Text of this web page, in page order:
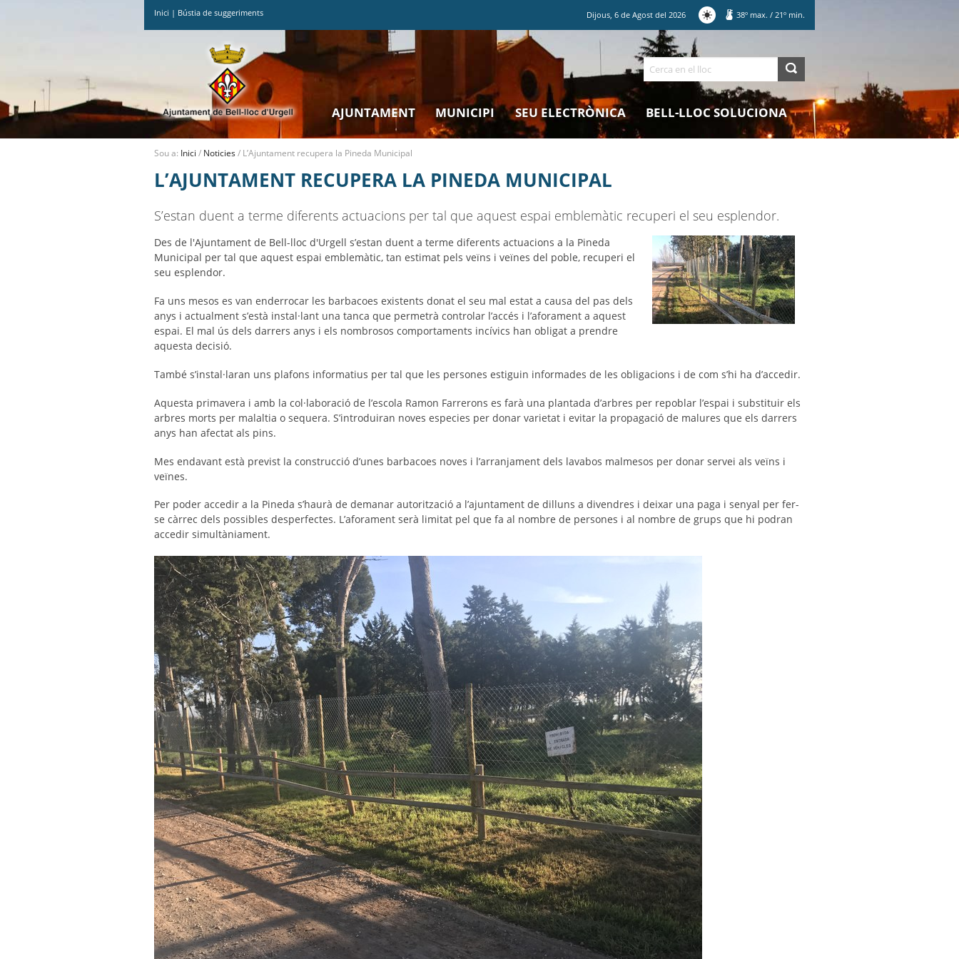
Inici | Bústia de suggeriments Dijous,6 deAgost del2026 38º max. / 21º min.
Cerca
AJUNTAMENT MUNICIPI SEU ELECTRÒNICA BELL-LLOC SOLUCIONA
Sou a: Inici / Noticies/ L’Ajuntament recupera la Pineda Municipal
L’AJUNTAMENT RECUPERA LA PINEDA MUNICIPAL
S’estan duent a terme diferents actuacions per tal que aquest espai emblemàtic recuperi el seu esplendor.
Des de l'Ajuntament de Bell-lloc d'Urgell s’estan duent a terme diferents actuacions a la Pineda
Municipal per tal que aquest espai emblemàtic, tan estimat pels veïns i veïnes del poble, recuperi el
seu esplendor.
Fa uns mesos es van enderrocar les barbacoes existents donat el seu mal estat a causa del pas dels
anys i actualment s’està instal·lant una tanca que permetrà controlar l’accés i l’aforament a aquest
espai. El mal ús dels darrers anys i els nombrosos comportaments incívics han obligat a prendre
aquesta decisió.
També s’instal·laran uns plafons informatius per tal que les persones estiguin informades de les obligacions i de com s’hi ha d’accedir.
Aquesta primavera i amb la col·laboració de l’escola Ramon Farrerons es farà una plantada d’arbres per repoblar l’espai i substituir els
arbres morts per malaltia o sequera. S’introduiran noves especies per donar varietat i evitar la propagació de malures que els darrers
anys han afectat als pins.
Mes endavant està previst la construcció d’unes barbacoes noves i l’arranjament dels lavabos malmesos per donar servei als veïns i
veïnes.
Per poder accedir a la Pineda s’haurà de demanar autorització a l’ajuntament de dilluns a divendres i deixar una paga i senyal per fer-
se càrrec dels possibles desperfectes. L’aforament serà limitat pel que fa al nombre de persones i al nombre de grups que hi podran
accedir simultàniament.